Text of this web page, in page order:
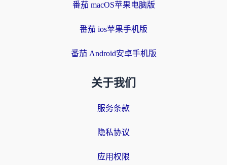
番茄 macOS苹果电脑版
番茄 ios苹果手机版
番茄 Android安卓手机版
关于我们
服务条款
隐私协议
应用权限